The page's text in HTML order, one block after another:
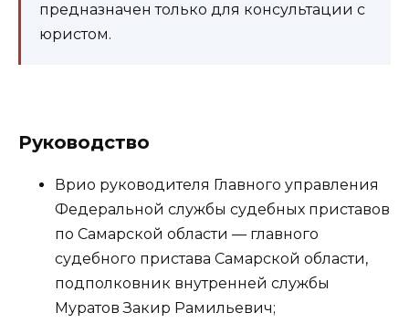
предназначен только для консультации с
юристом.
Руководство
Врио руководителя Главного управления
Федеральной службы судебных приставов
по Самарской области — главного
судебного пристава Самарской области,
подполковник внутренней службы
Муратов Закир Рамильевич;